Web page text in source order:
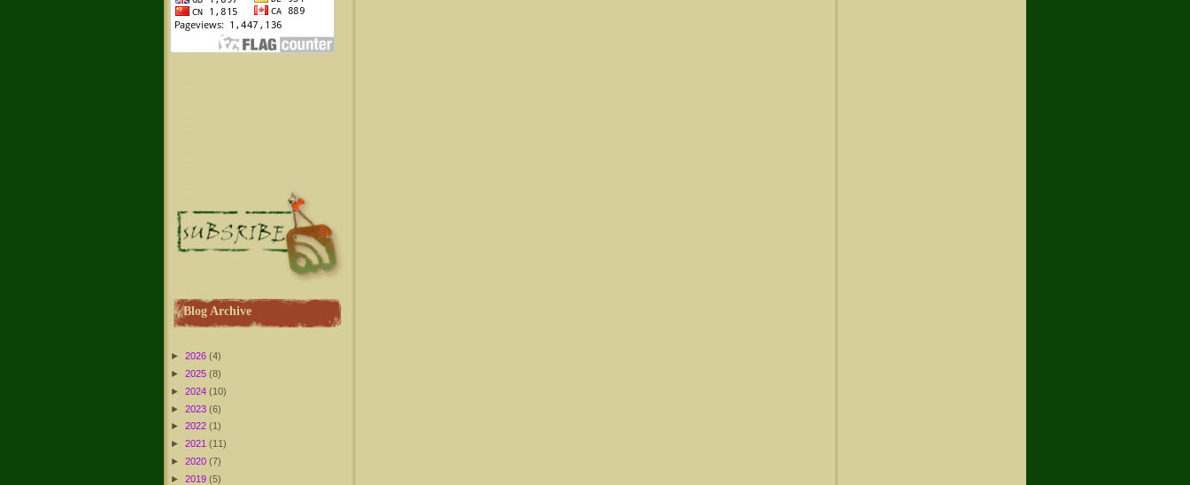
Blog Archive
► 2026 (4)
► 2025 (8)
► 2024 (10)
► 2023 (6)
► 2022 (1)
► 2021 (11)
► 2020 (7)
► 2019 (5)